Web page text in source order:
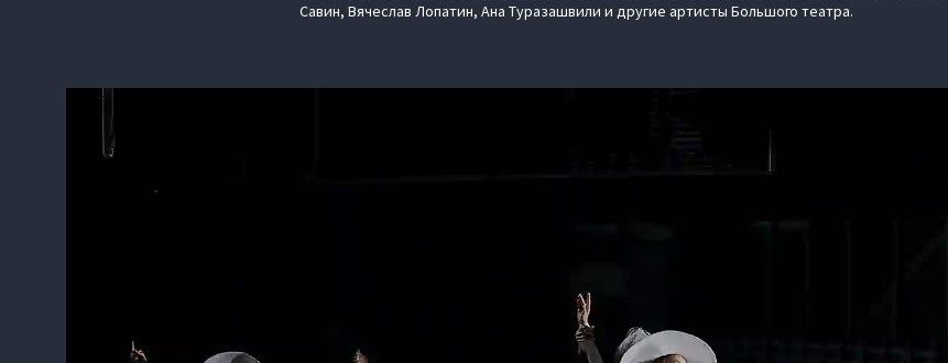
Савин, Вячеслав Лопатин, Ана Туразашвили и другие артисты Большого театра.